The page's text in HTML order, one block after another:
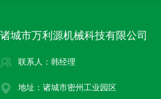
诸城市万利源机械科技有限公司
联系人：韩经理
地址：诸城市密州工业园区